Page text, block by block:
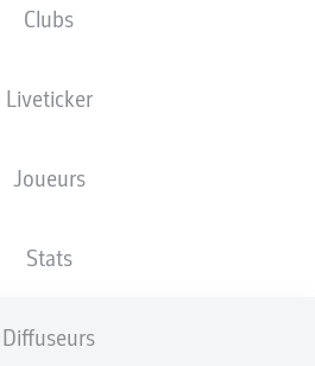
Clubs
Liveticker
Joueurs
Stats
Diffuseurs